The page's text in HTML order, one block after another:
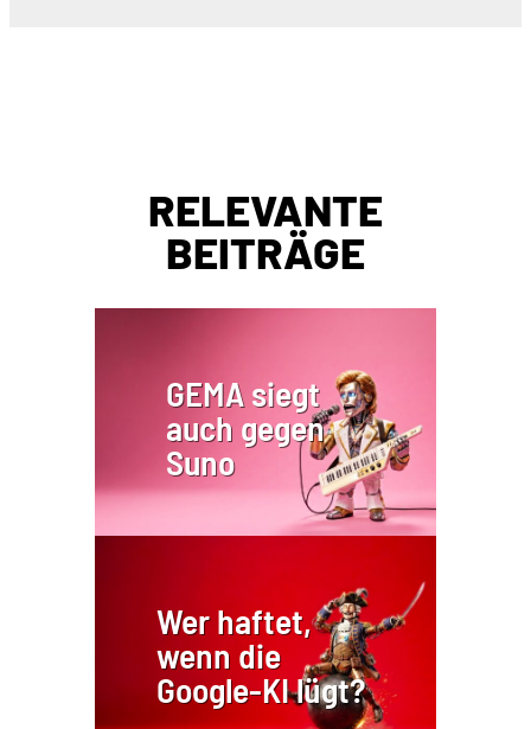
RELEVANTE
BEITRÄGE
GEMA siegt
auch gegen
Suno
Wer haftet,
wenn die
Google-KI lügt?